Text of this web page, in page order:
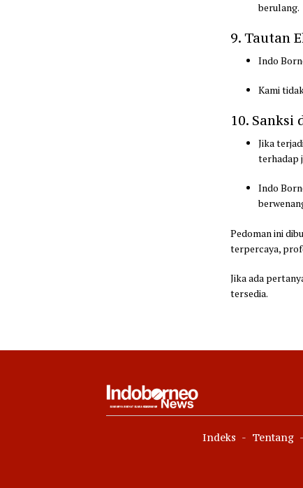
berulang.
9. Tautan
Indo
Kami
10. Sanksi
Jika
terhadap
Indo
Pedoman ini
terpercaya,
Jika ada
tersedia.
Indeks Tentang